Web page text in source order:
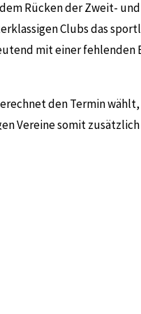
Rücken der Zweit-
Clubs das
mit einer fehlenden
den Termin
Vereine somit
sofortigen, offenen und
geplante
wird der